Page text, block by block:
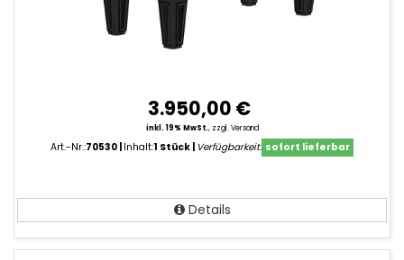
3.950,00 €
inkl. 19% MwSt., zzgl. Versand
Art.-Nr.:70530 Inhalt:1 Stück Verfügbarkeit: sofort lieferbar
Details